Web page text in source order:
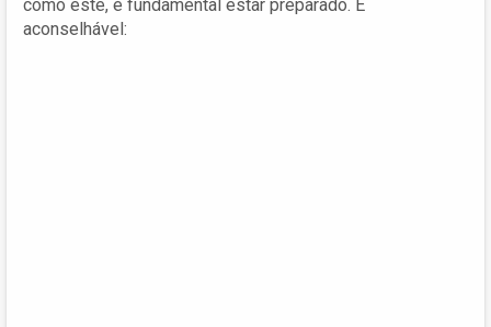
como este, é fundamental estar preparado. É
aconselhável: